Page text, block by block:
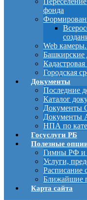
фонда
Web
Башкирские
Кадастровая
Городская
Документы
Последние
Каталог
Документы
Документы
НПА по
Госуслуги РБ
Полезные
Гимны РФ и
Услуги,
Расписание
Ближайшие
Карта сайта